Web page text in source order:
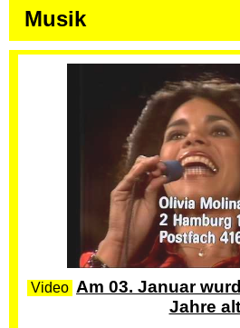
Musik
Video Am 03. Januar
Jahre